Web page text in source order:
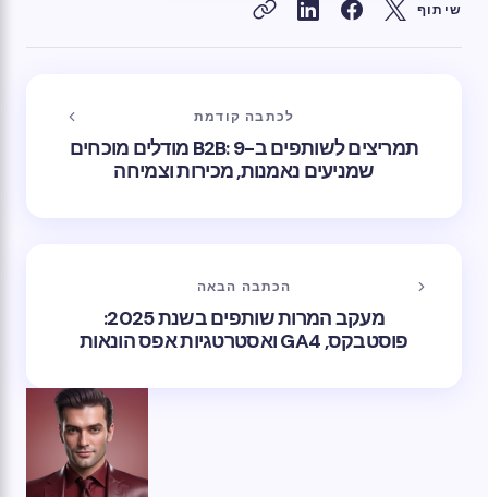
שיתוף
לכתבה קודמת
תמריצים לשותפים ב-B2B: 9 מודלים מוכחים
שמניעים נאמנות, מכירות וצמיחה
הכתבה הבאה
מעקב המרות שותפים בשנת 2025:
פוסטבקס, GA4 ואסטרטגיות אפס הונאות